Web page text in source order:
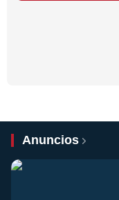
Anuncios